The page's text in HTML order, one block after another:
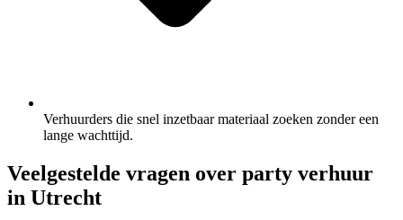
Verhuurders die snel inzetbaar materiaal zoeken zonder een
lange wachttijd.
Veelgestelde vragen over party verhuur
in Utrecht